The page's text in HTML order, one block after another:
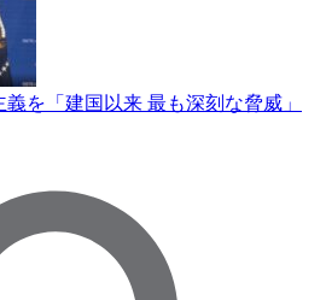
を「建国以来 最も深刻な脅威」